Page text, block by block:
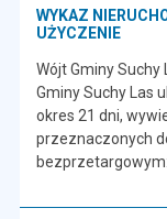
WYKAZ
UŻYCZENIE
Wójt Gminy
Gminy Suchy Las
okres 21 dni,
przeznaczonych